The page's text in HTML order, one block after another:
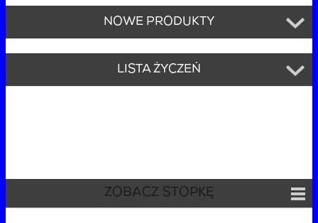
NOWE PRODUKTY
LISTA ŻYCZEŃ
ZOBACZ STOPKĘ